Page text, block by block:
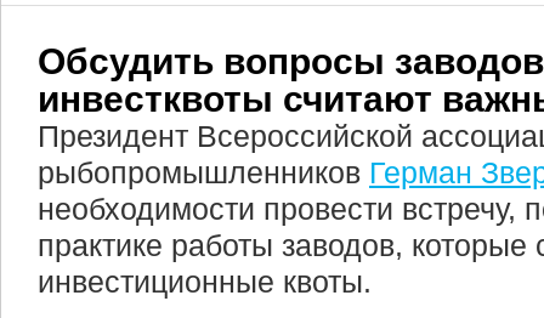
Обсудить вопросы
инвестквоты считают
Президент Всероссийской
рыбопромышленников Герман
необходимости провести встречу,
практике работы заводов, которые
инвестиционные квоты.